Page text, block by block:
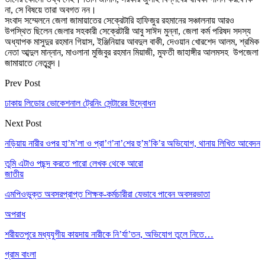
না, সে বিষয়ে তারা অবগত নন।
সংবাদ সম্মেলনে জেলা জামায়াতের সেক্রেটারি হাফিজুর রহমানের সঞ্চালনায় আরও
উপস্থিত ছিলেন জেলার সহকারী সেক্রেটারী আবু সাঈদ মুন্না, জেলা কর্ম পরিষদ সদস্য
অধ্যাপক মাসুদুর রহমান গিয়াস, ইঞ্জিনিয়ার আবদুল বাকী, দেওয়ান খোরশেদ আলম, শ্রমিক
নেতা আব্দুল মান্নান, মাওলানা মুজিবুর রহমান মিয়াজী, মুফতী জাহাঙ্গীর আলমসহ উপজেলা
জামায়াতে নেতৃবৃন্দ।
Prev Post
ঢাকায় লিডোর ভোকেশনাল ট্রেনিং সেন্টারের উদ্বোধন
Next Post
নড়িয়ায় নারীর ওপর হা’ম’লা ও প্রা’ণ’না’শের হু’ম’কি’র অভিযোগ, থানায় লিখিত আবেদন
তুমি এটাও পছন্দ করতে পারো লেখক থেকে আরো
জাতীয়
এমপিওভুক্ত অবসরপ্রাপ্ত শিক্ষক-কর্মচারীরা যেভাবে পাবেন অবসরভাতা
অপরাধ
শরীয়তপুরে মধ্যযুগীয় কায়দায় নারীকে নি’র্যা’তন, অভিযোগ তুলে নিতে…
গ্রাম বাংলা